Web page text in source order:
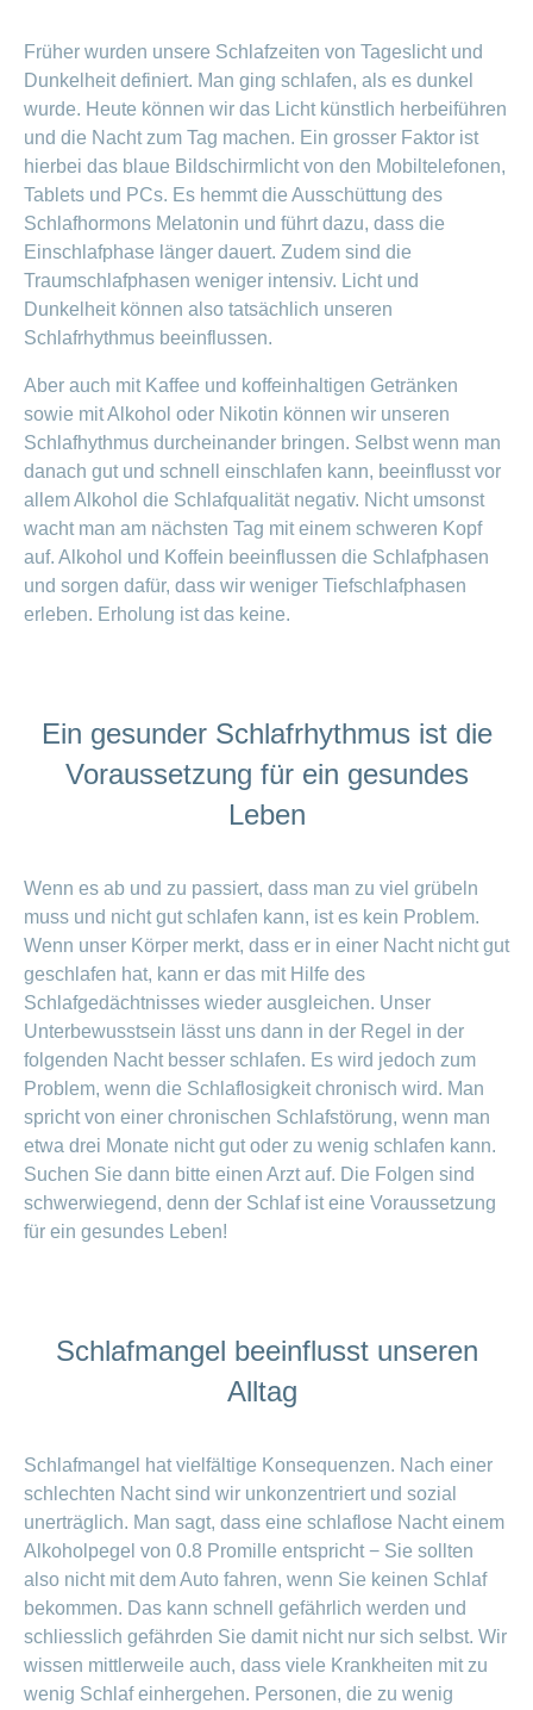
Früher wurden unsere Schlafzeiten von Tageslicht und
Dunkelheit definiert. Man ging schlafen, als es dunkel
wurde. Heute können wir das Licht künstlich herbeiführen
und die Nacht zum Tag machen. Ein grosser Faktor ist
hierbei das blaue Bildschirmlicht von den Mobiltelefonen,
Tablets und PCs. Es hemmt die Ausschüttung des
Schlafhormons Melatonin und führt dazu, dass die
Einschlafphase länger dauert. Zudem sind die
Traumschlafphasen weniger intensiv. Licht und
Dunkelheit können also tatsächlich unseren
Schlafrhythmus beeinflussen.
Aber auch mit Kaffee und koffeinhaltigen Getränken
sowie mit Alkohol oder Nikotin können wir unseren
Schlafhythmus durcheinander bringen. Selbst wenn man
danach gut und schnell einschlafen kann, beeinflusst vor
allem Alkohol die Schlafqualität negativ. Nicht umsonst
wacht man am nächsten Tag mit einem schweren Kopf
auf. Alkohol und Koffein beeinflussen die Schlafphasen
und sorgen dafür, dass wir weniger Tiefschlafphasen
erleben. Erholung ist das keine.
Ein gesunder Schlafrhythmus ist die
Voraussetzung für ein gesundes
Leben
Wenn es ab und zu passiert, dass man zu viel grübeln
muss und nicht gut schlafen kann, ist es kein Problem.
Wenn unser Körper merkt, dass er in einer Nacht nicht gut
geschlafen hat, kann er das mit Hilfe des
Schlafgedächtnisses wieder ausgleichen. Unser
Unterbewusstsein lässt uns dann in der Regel in der
folgenden Nacht besser schlafen. Es wird jedoch zum
Problem, wenn die Schlaflosigkeit chronisch wird. Man
spricht von einer chronischen Schlafstörung, wenn man
etwa drei Monate nicht gut oder zu wenig schlafen kann.
Suchen Sie dann bitte einen Arzt auf. Die Folgen sind
schwerwiegend, denn der Schlaf ist eine Voraussetzung
für ein gesundes Leben!
Schlafmangel beeinflusst unseren
Alltag
Schlafmangel hat vielfältige Konsequenzen. Nach einer
schlechten Nacht sind wir unkonzentriert und sozial
unerträglich. Man sagt, dass eine schlaflose Nacht einem
Alkoholpegel von 0.8 Promille entspricht − Sie sollten
also nicht mit dem Auto fahren, wenn Sie keinen Schlaf
bekommen. Das kann schnell gefährlich werden und
schliesslich gefährden Sie damit nicht nur sich selbst. Wir
wissen mittlerweile auch, dass viele Krankheiten mit zu
wenig Schlaf einhergehen. Personen, die zu wenig